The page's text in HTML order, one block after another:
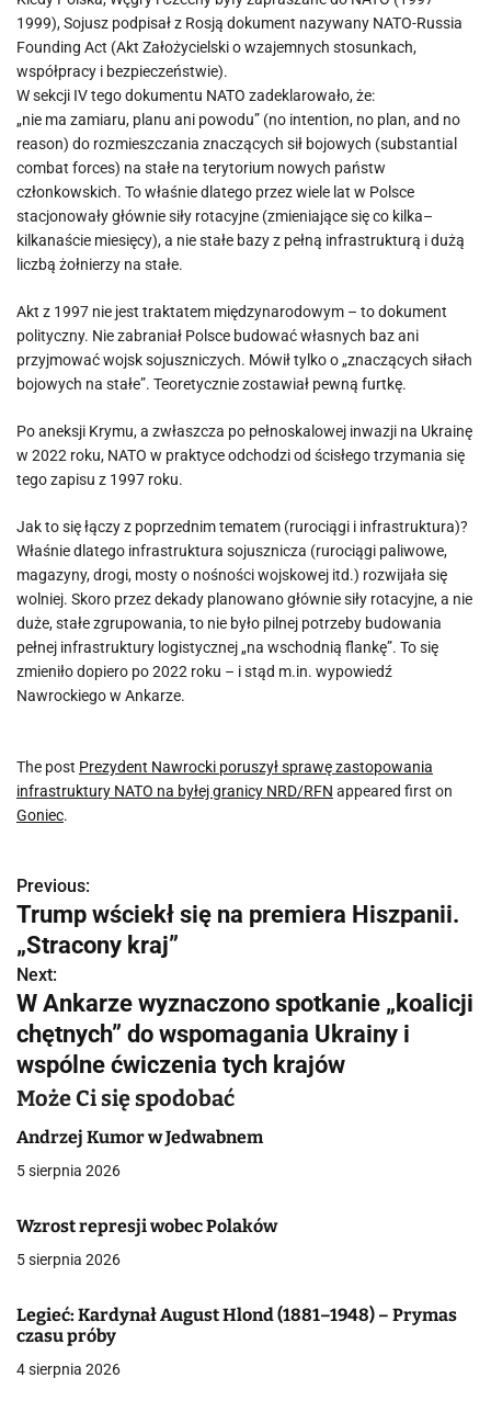
1999), Sojusz podpisał z Rosją dokument nazywany NATO-Russia
Founding Act (Akt Założycielski o wzajemnych stosunkach,
współpracy i bezpieczeństwie).
W sekcji IV tego dokumentu NATO zadeklarowało, że:
„nie ma zamiaru, planu ani powodu” (no intention, no plan, and no
reason) do rozmieszczania znaczących sił bojowych (substantial
combat forces) na stałe na terytorium nowych państw
członkowskich. To właśnie dlatego przez wiele lat w Polsce
stacjonowały głównie siły rotacyjne (zmieniające się co kilka–
kilkanaście miesięcy), a nie stałe bazy z pełną infrastrukturą i dużą
liczbą żołnierzy na stałe.
Akt z 1997 nie jest traktatem międzynarodowym – to dokument
polityczny. Nie zabraniał Polsce budować własnych baz ani
przyjmować wojsk sojuszniczych. Mówił tylko o „znaczących siłach
bojowych na stałe”. Teoretycznie zostawiał pewną furtkę.
Po aneksji Krymu, a zwłaszcza po pełnoskalowej inwazji na Ukrainę
w 2022 roku, NATO w praktyce odchodzi od ścisłego trzymania się
tego zapisu z 1997 roku.
Jak to się łączy z poprzednim tematem (rurociągi i infrastruktura)?
Właśnie dlatego infrastruktura sojusznicza (rurociągi paliwowe,
magazyny, drogi, mosty o nośności wojskowej itd.) rozwijała się
wolniej. Skoro przez dekady planowano głównie siły rotacyjne, a nie
duże, stałe zgrupowania, to nie było pilnej potrzeby budowania
pełnej infrastruktury logistycznej „na wschodnią flankę”. To się
zmieniło dopiero po 2022 roku – i stąd m.in. wypowiedź
Nawrockiego w Ankarze.
The post Prezydent Nawrocki poruszył sprawę zastopowania
infrastruktury NATO na byłej granicy NRD/RFN appeared first on
Goniec.
N
a
w
i
g
a
c
j
a
w
p
i
Previous:
Trump wściekł się na premiera Hiszpanii.
„Stracony kraj”
Next:
W Ankarze wyznaczono spotkanie „koalicji
chętnych” do wspomagania Ukrainy i
wspólne ćwiczenia tych krajów
Może Ci się spodobać
Andrzej Kumor w Jedwabnem
5 sierpnia 2026
Wzrost represji wobec Polaków
5 sierpnia 2026
Legieć: Kardynał August Hlond (1881–1948) – Prymas
czasu próby
4 sierpnia 2026